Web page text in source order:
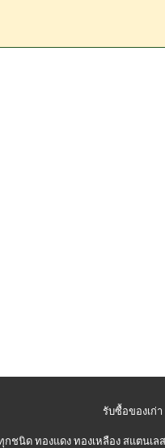
รับซื้อของเก่
กชนิด ทองแดง ทองเหลือง สแตนเ